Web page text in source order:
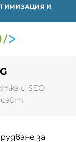
И
и SEO
сайт
за